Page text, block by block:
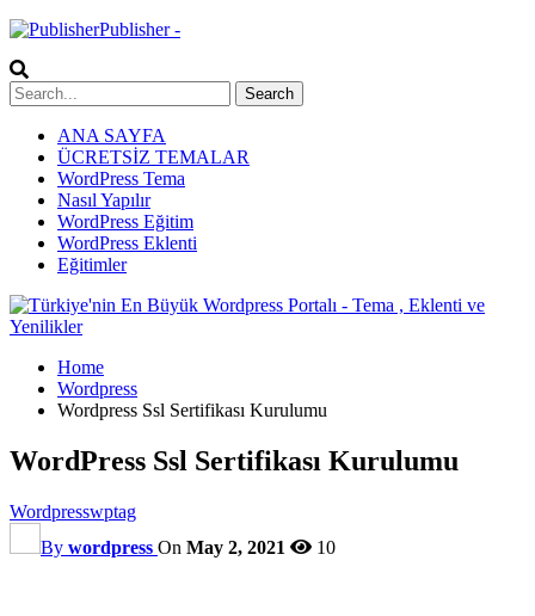
Publisher -
ANA SAYFA
ÜCRETSİZ TEMALAR
WordPress Tema
Nasıl Yapılır
WordPress Eğitim
WordPress Eklenti
Eğitimler
Home
Wordpress
Wordpress Ssl Sertifikası Kurulumu
WordPress Ssl Sertifikası Kurulumu
Wordpresswptag
By wordpress On May 2, 2021 10